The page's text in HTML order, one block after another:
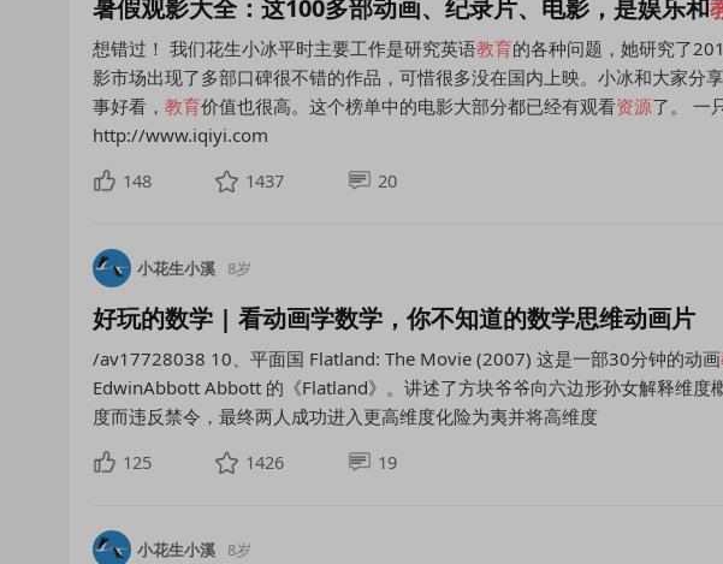
暑假观影大全：这100多部动画、纪录片、电影，是娱乐和
想错过！ 我们花生小冰平时主要工作是研究英语教育的各种问题，她研究了
影市场出现了多部口碑很不错的作品，可惜很多没在国内上映。小冰和大家分
事好看， 教育价值也很高。这个榜单中的电影大部分都已经有观看资源了。 一
http://www.iqiyi.com
148
1437 20
小花生小溪 8岁
好玩的数学 | 看动画学数学，你不知道的数学思维动画片
/av17728038 10、平面国 Flatland: The Movie (2007) 这是一部30分钟的动画
EdwinAbbott Abbott 的《Flatland》。讲述了方块爷爷向六边形孙女解释维度
度而违反禁令，最终两人成功进入更高维度化险为夷并将高维度
125
1426 19
小花生小溪 8岁